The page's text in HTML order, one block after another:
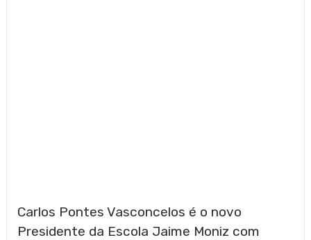
Carlos Pontes Vasconcelos é o novo
Presidente da Escola Jaime Moniz com